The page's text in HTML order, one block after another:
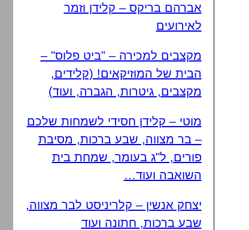
אברהם בריקס – קלידן וזמר
לאירועים
מקצבים למכירה – "ביט פלוס" –
הבית של המוזיקאים! (קלידים,
מקצבים, גיטרות, הגברה, ועוד)
מוטי – קלידן חסידי לשמחות שלכם
– בר מצווה, שבע ברכות, מסיבת
פורים, ל"ג בעומר, שמחת בית
השואבה ועוד…
יצחק אנשין – קלריניסט לבר מצווה,
שבע ברכות, חתונה ועוד